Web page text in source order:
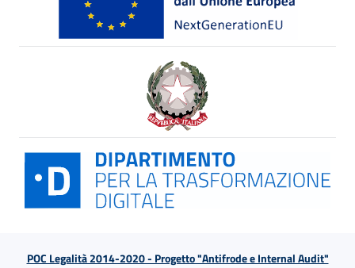
POC Legalità 2014-2020 - Progetto "Antifrode e Internal Audit"